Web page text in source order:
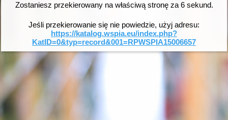
Zostaniesz przekierowany na właściwą stronę za 6sekund.
Jeśli przekierowanie się nie powiedzie, użyj adresu:
https://katalog.wspia.eu/index.php?
KatID=0&typ=record&001=RPWSPIA15006657